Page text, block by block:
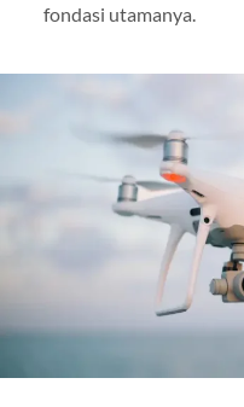
fondasi utamanya.